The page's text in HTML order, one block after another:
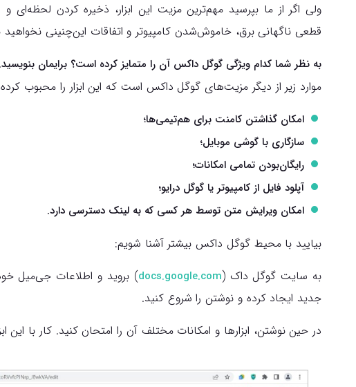
ولی اگر از ما بپرسید مهم‌ترین مزیت این ابزار، ذخیره‌ کردن لحظه‌ای
قطعی ناگهانی برق، خاموش‌شدن کامپیوتر و اتفاقات این‌چنینی نخواهید
به نظر شما کدام ویژگی گوگل داکس آن را متمایز کرده است؟ برایمان بنویسید.
موارد زیر از دیگر مزیت‌های گوگل داکس است که این ابزار را محبوب
امکان گذاشتن کامنت برای هم‌تیمی‌ها؛
سازگاری با گوشی موبایل؛
رایگان‌بودن تمامی امکانات؛
آپلود فایل از کامپیوتر یا گوگل درایو؛
امکان ویرایش متن توسط هر کسی که به لینک دسترسی دارد.
بیایید با محیط گوگل داکس بیشتر آشنا شویم:
به سایت گوگل داک (docs.google.com) بروید و اطلاعات جی‌میل
جدید ایجاد کرده و نوشتن را شروع کنید.
در حین نوشتن، ابزارها و امکانات مختلف آن را امتحان کنید. کار با این